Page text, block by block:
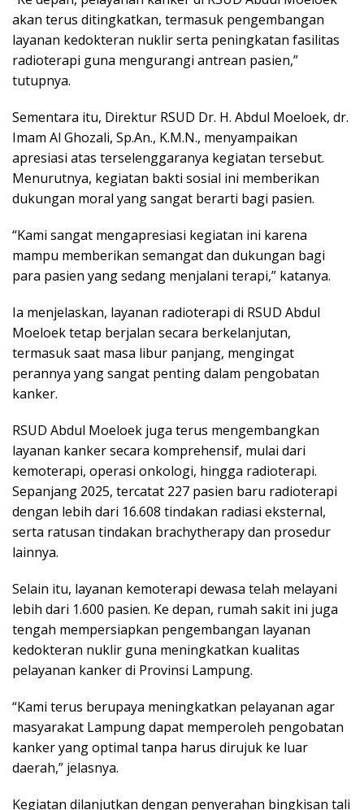
akan terus ditingkatkan, termasuk pengembangan
layanan kedokteran nuklir serta peningkatan fasilitas
radioterapi guna mengurangi antrean pasien,”
tutupnya.
Sementara itu, Direktur RSUD Dr. H. Abdul Moeloek, dr.
Imam Al Ghozali, Sp.An., K.M.N., menyampaikan
apresiasi atas terselenggaranya kegiatan tersebut.
Menurutnya, kegiatan bakti sosial ini memberikan
dukungan moral yang sangat berarti bagi pasien.
“Kami sangat mengapresiasi kegiatan ini karena
mampu memberikan semangat dan dukungan bagi
para pasien yang sedang menjalani terapi,” katanya.
Ia menjelaskan, layanan radioterapi di RSUD Abdul
Moeloek tetap berjalan secara berkelanjutan,
termasuk saat masa libur panjang, mengingat
perannya yang sangat penting dalam pengobatan
kanker.
RSUD Abdul Moeloek juga terus mengembangkan
layanan kanker secara komprehensif, mulai dari
kemoterapi, operasi onkologi, hingga radioterapi.
Sepanjang 2025, tercatat 227 pasien baru radioterapi
dengan lebih dari 16.608 tindakan radiasi eksternal,
serta ratusan tindakan brachytherapy dan prosedur
lainnya.
Selain itu, layanan kemoterapi dewasa telah melayani
lebih dari 1.600 pasien. Ke depan, rumah sakit ini juga
tengah mempersiapkan pengembangan layanan
kedokteran nuklir guna meningkatkan kualitas
pelayanan kanker di Provinsi Lampung.
“Kami terus berupaya meningkatkan pelayanan agar
masyarakat Lampung dapat memperoleh pengobatan
kanker yang optimal tanpa harus dirujuk ke luar
daerah,” jelasnya.
Kegiatan dilanjutkan dengan penyerahan bingkisan tali